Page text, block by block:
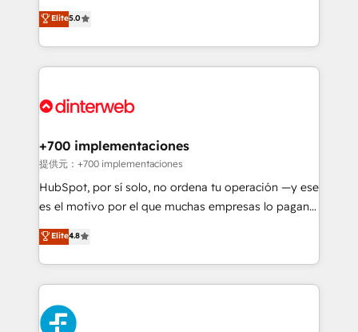
the United States, EU, UAE, Mexico and Latin
America. From casual user to super fan: make
(RevOps) services to boost B2B sales and growth.
As a top HubSpot Elite Partner, we specialize in
custom HubSpot CRM solutions. Our experts design,
implement, and optimize systems to enhance user
marketing, and service teams. From setup to
management, and speed up deal closures. With 500+
projects completed, our Agile approach ensures your
HubSpot CRM drives measurable results. Our
RevOps services align your sales, marketing, and
optimize the revenue lifecycle—lead generation to
retention—by refining processes and eliminating
maximize profitability and adapt to your goals.
Elite5.0
+700 implementaciones
提供元：+700 implementaciones
HubSpot, por sí solo, no ordena tu operación —y ese
es el motivo por el que muchas empresas lo pagan y
aun así no crecen. Suele ser un círculo: procesos que
no generan datos confiables, datos que no permiten
decidir bien, y decisiones que no logran mejorar los
procesos. Y así, vuelta tras vuelta, el negocio gira sin
avanzar —un problema que tiene menos que ver con
el CRM y más con cómo opera la empresa por
Elite4.8